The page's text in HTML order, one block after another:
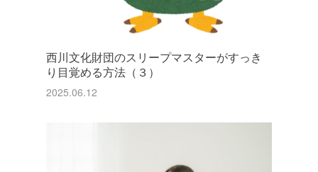
西川文化財団のスリープマスターがすっき
り目覚める方法（３）
2025.06.12